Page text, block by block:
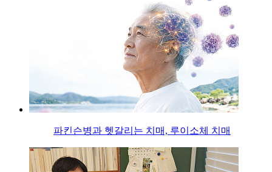
파킨슨병과 헷갈리는 치매, 루이소체 치매